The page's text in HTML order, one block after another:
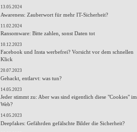
13.05.2024
Awareness: Zauberwort für mehr IT-Sicherheit?
11.02.2024
Ransomware: Bitte zahlen, sonst Daten tot
10.12.2023
Facebook und Insta werbefrei? Vorsicht vor dem schnellen
Klick
20.07.2023
Gehackt, entlarvt: was tun?
14.05.2023
Jeder stimmt zu: Aber was sind eigentlich diese "Cookies" im
Web?
14.05.2023
Deepfakes: Gefährden gefälschte Bilder die Sicherheit?